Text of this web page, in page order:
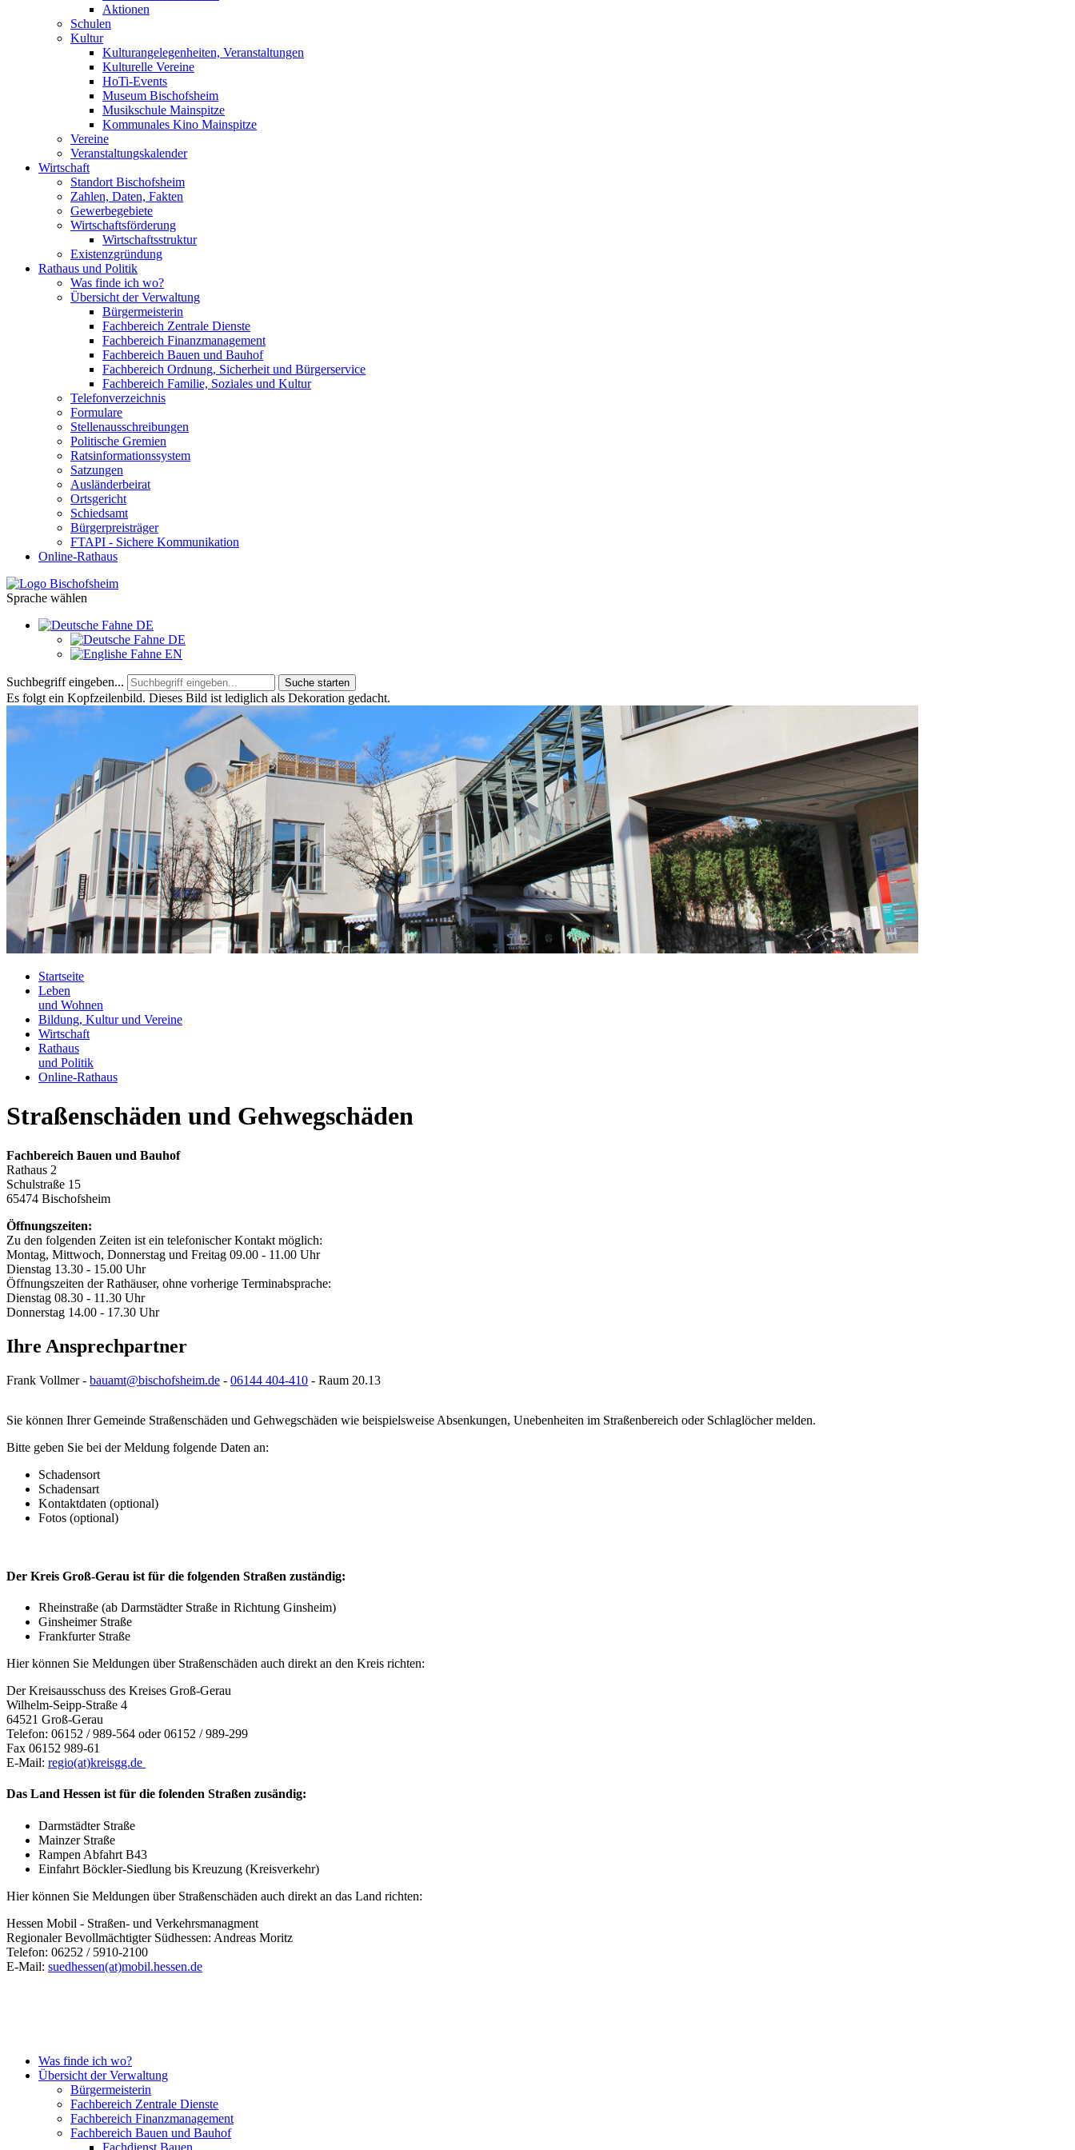
Aktionen
Schulen
Kultur
Kulturangelegenheiten, Veranstaltungen
Kulturelle Vereine
HoTi-Events
Museum Bischofsheim
Musikschule Mainspitze
Kommunales Kino Mainspitze
Vereine
Veranstaltungskalender
Wirtschaft
Standort Bischofsheim
Zahlen, Daten, Fakten
Gewerbegebiete
Wirtschaftsförderung
Wirtschaftsstruktur
Existenzgründung
Rathaus und Politik
Was finde ich wo?
Übersicht der Verwaltung
Bürgermeisterin
Fachbereich Zentrale Dienste
Fachbereich Finanzmanagement
Fachbereich Bauen und Bauhof
Fachbereich Ordnung, Sicherheit und Bürgerservice
Fachbereich Familie, Soziales und Kultur
Telefonverzeichnis
Formulare
Stellenausschreibungen
Politische Gremien
Ratsinformationssystem
Satzungen
Ausländerbeirat
Ortsgericht
Schiedsamt
Bürgerpreisträger
FTAPI - Sichere Kommunikation
Online-Rathaus
Sprache wählen
DE
DE
EN
Suchbegriff eingeben... Suche starten
Es folgt ein Kopfzeilenbild. Dieses Bild ist lediglich als Dekoration gedacht.
Startseite
Leben
und Wohnen
Bildung, Kultur und Vereine
Wirtschaft
Rathaus
und Politik
Online-Rathaus
Straßenschäden und Gehwegschäden
Fachbereich Bauen und Bauhof
Rathaus 2
Schulstraße 15
65474 Bischofsheim
Öffnungszeiten:
Zu den folgenden Zeiten ist ein telefonischer Kontakt möglich:
Montag, Mittwoch, Donnerstag und Freitag 09.00 - 11.00 Uhr
Dienstag 13.30 - 15.00 Uhr
Öffnungszeiten der Rathäuser, ohne vorherige Terminabsprache:
Dienstag 08.30 - 11.30 Uhr
Donnerstag 14.00 - 17.30 Uhr
Ihre Ansprechpartner
Frank Vollmer - bauamt@bischofsheim.de - 06144 404-410 - Raum 20.13
Sie können Ihrer Gemeinde Straßenschäden und Gehwegschäden wie beispielsweise Absenkungen, Unebenheiten im Straßenbereich oder Schlaglöcher melden.
Bitte geben Sie bei der Meldung folgende Daten an:
Schadensort
Schadensart
Kontaktdaten (optional)
Fotos (optional)
Der Kreis Groß-Gerau ist für die folgenden Straßen zuständig:
Rheinstraße (ab Darmstädter Straße in Richtung Ginsheim)
Ginsheimer Straße
Frankfurter Straße
Hier können Sie Meldungen über Straßenschäden auch direkt an den Kreis richten:
Der Kreisausschuss des Kreises Groß-Gerau
Wilhelm-Seipp-Straße 4
64521 Groß-Gerau
Telefon: 06152 / 989-564 oder 06152 / 989-299
Fax 06152 989-61
E-Mail: regio(at)kreisgg.de
Das Land Hessen ist für die folenden Straßen zusändig:
Darmstädter Straße
Mainzer Straße
Rampen Abfahrt B43
Einfahrt Böckler-Siedlung bis Kreuzung (Kreisverkehr)
Hier können Sie Meldungen über Straßenschäden auch direkt an das Land richten:
Hessen Mobil - Straßen- und Verkehrsmanagment
Regionaler Bevollmächtigter Südhessen: Andreas Moritz
Telefon: 06252 / 5910-2100
E-Mail: suedhessen(at)mobil.hessen.de
Was finde ich wo?
Übersicht der Verwaltung
Bürgermeisterin
Fachbereich Zentrale Dienste
Fachbereich Finanzmanagement
Fachbereich Bauen und Bauhof
Fachdienst Bauen